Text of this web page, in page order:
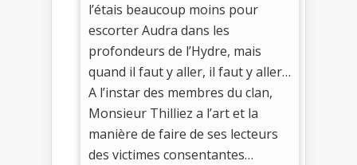
l’étais beaucoup moins pour
escorter Audra dans les
profondeurs de l’Hydre, mais
quand il faut y aller, il faut y aller…
A l’instar des membres du clan,
Monsieur Thilliez a l’art et la
manière de faire de ses lecteurs
des victimes consentantes…